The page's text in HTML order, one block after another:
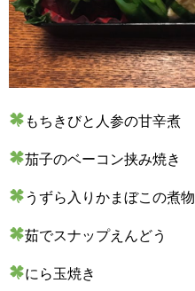
もちきびと人参の甘辛煮
茄子のベーコン挟み焼き
うずら入りかまぼこの煮物
茹でスナップえんどう
にら玉焼き